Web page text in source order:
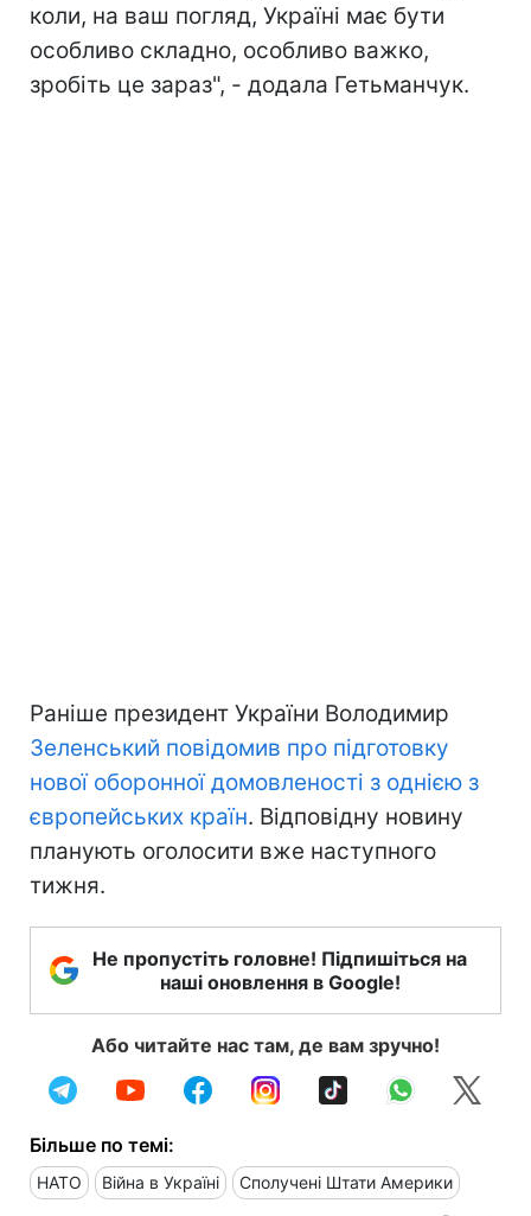
коли, на ваш погляд, Україні має бути
особливо складно, особливо важко,
зробіть це зараз", - додала Гетьманчук.
Раніше президент України Володимир
Зеленський повідомив про підготовку
нової оборонної домовленості з однією з
європейських країн. Відповідну новину
планують оголосити вже наступного
тижня.
Не пропустіть головне! Підпишіться на
наші оновлення в Google!
Або читайте нас там, де вам зручно!
Більше по темі:
НАТО Війна в Україні Сполучені Штати Америки